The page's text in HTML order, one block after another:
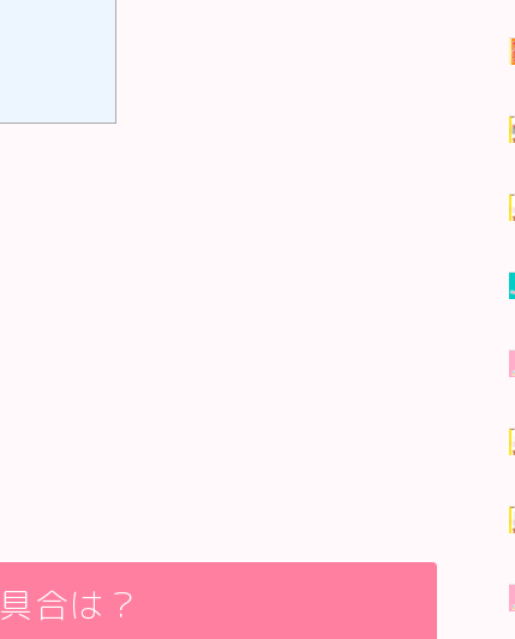
合は？